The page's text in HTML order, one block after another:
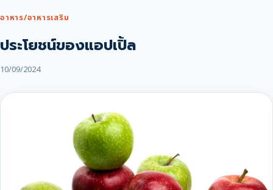
อาหาร/อาหารเสริม
ประโยชน์ของแอปเปิ้ล
10/09/2024